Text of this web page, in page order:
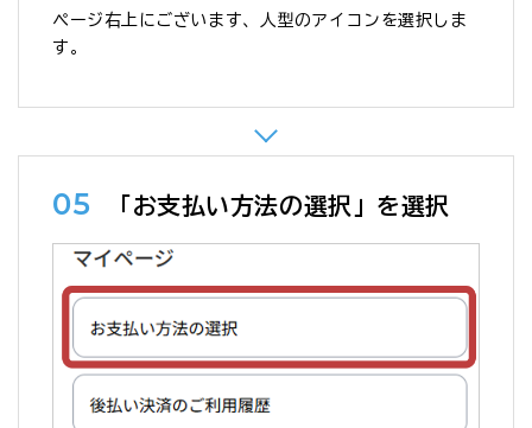
ページ右上にございます、人型のアイコンを選択しま
す。
05 「お支払い方法の選択」を選択